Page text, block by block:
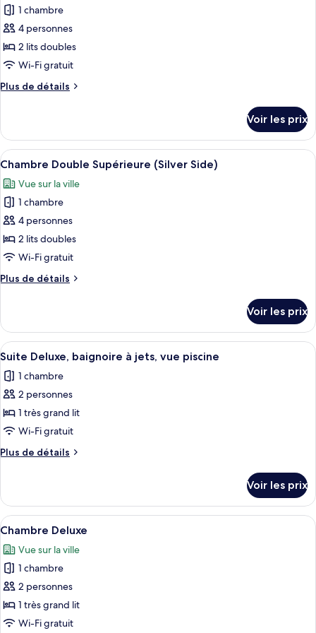
balcon,
vue
ville
Deluxe,
très
grand
lit,
balcon,
vue
photos
pour
ce
type
chambre :
Deluxe
1 chambre
4 personnes
2 lits doubles
Wi-Fi gratuit
Plus de détails
Plus
le
type
de
Chambre
Double
Deluxe
Voir les prix
Afficher
toutes
les
photos
pour
ce
type
chambre :
Supérieure
(Silver
Side)
Une chambre d’hôtel avec deux
6
Chambre Double Supérieure (Silver Side)
Vue sur la ville
1 chambre
4 personnes
2 lits doubles
Wi-Fi gratuit
Plus de détails
Plus
le
type
de
Chambre
Double
(Silver
Side)
Voir les prix
Afficher
toutes
les
photos
pour
ce
type
de
Suite
Deluxe,
baignoire
à
jets,
vue
piscine
Une salle de bain équipée d’une
3
Suite Deluxe, baignoire à jets, vue piscine
1 chambre
2 personnes
1 très grand lit
Wi-Fi gratuit
Plus de détails
Plus
le
type
de
Suite
Deluxe,
baignoire
à
jets,
vue
piscine
Voir les prix
Afficher
toutes
les
photos
pour
ce
type
Une chambre d’hôtel équipée d’un
7
Chambre Deluxe
Vue sur la ville
1 chambre
2 personnes
1 très grand lit
Wi-Fi gratuit